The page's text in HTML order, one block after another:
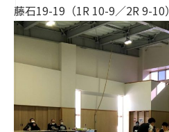
藤石19-19（1R 10-9／2R 9-10）